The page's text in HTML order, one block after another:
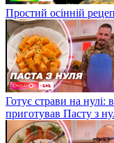
Простий осінній
Готує страви на
приготував Пасту з